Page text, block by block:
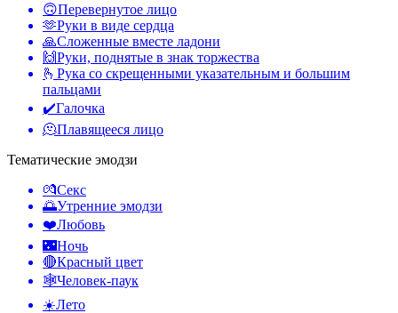
🙃Перевернутое лицо
🫶Руки в виде сердца
🙏Сложенные вместе ладони
🙌Руки, поднятые в знак торжества
🫰 Рука со скрещенными указательным и большим
пальцами
✔️Галочка
🫠Плавящееся лицо
Тематические эмодзи
💏Секс
🌅Утренние эмодзи
❤️Любовь
🌃Ночь
🔴Красный цвет
🕸️Человек-паук
☀️Лето